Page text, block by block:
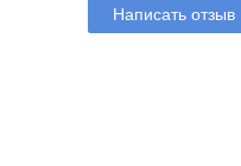
Написать отзыв